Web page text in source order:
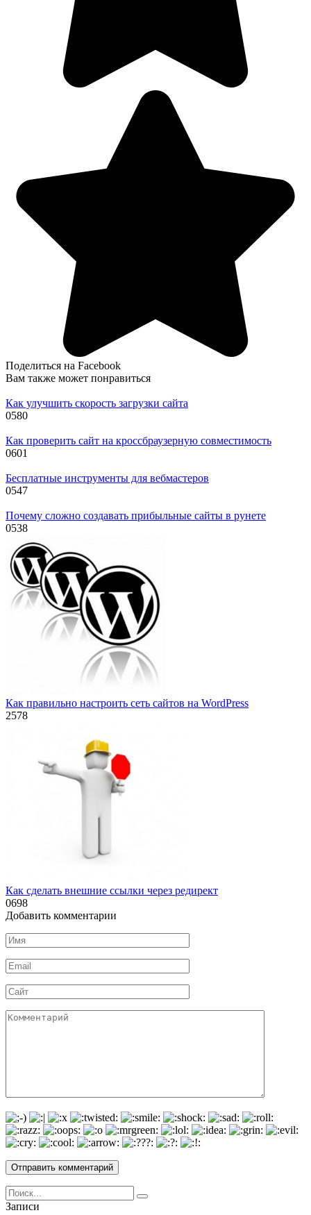
Поделиться на Facebook
Вам также может понравиться
Как улучшить скорость загрузки сайта
0580
Как проверить сайт на кроссбраузерную совместимость
0601
Бесплатные инструменты для вебмастеров
0547
Почему сложно создавать прибыльные сайты в рунете
0538
Как правильно настроить сеть сайтов на WordPress
2578
Как сделать внешние ссылки через редирект
0698
Добавить комментарии
Имя
*
Email
*
Сайт
Комментарий
Search
for:
Записи